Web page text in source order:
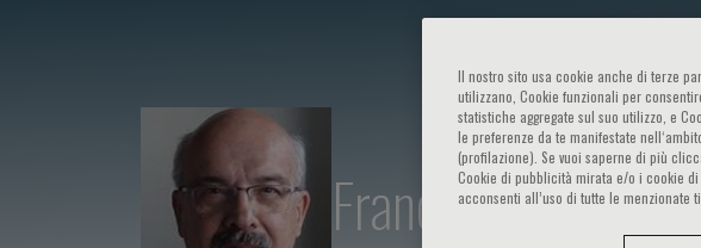
Franco Servadei
Il nostro sito usa cookie anche di terze
utilizzano, Cookie funzionali per
statistiche aggregate sul suo utilizzo, e
le preferenze da te manifestate
(profilazione). Se vuoi saperne di più
Cookie di pubblicità mirata e/o i cookie di
acconsenti all’uso di tutte le menzionate